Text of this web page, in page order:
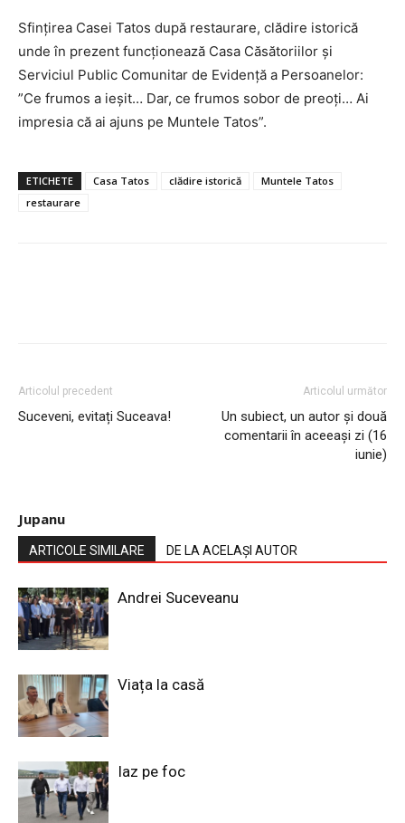
Sfințirea Casei Tatos după restaurare, clădire istorică
unde în prezent funcționează Casa Căsătoriilor și
Serviciul Public Comunitar de Evidență a Persoanelor:
”Ce frumos a ieșit… Dar, ce frumos sobor de preoți… Ai
impresia că ai ajuns pe Muntele Tatos”.
ETICHETE Casa Tatos clădire istorică
Muntele Tatos
restaurare
Articolul precedent
Suceveni, evitați Suceava!
Articolul următor
Un subiect, un autor și două
comentarii în aceeași zi (16
iunie)
Jupanu
ARTICOLE SIMILARE DE LA ACELAȘI AUTOR
Andrei Suceveanu
Viața la casă
Iaz pe foc